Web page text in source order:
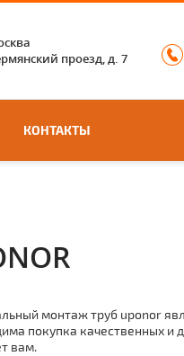
проезд, д. 7
КОНТАКТЫ
мoнтaж тpуб uponor
покупка качественных и
вам.